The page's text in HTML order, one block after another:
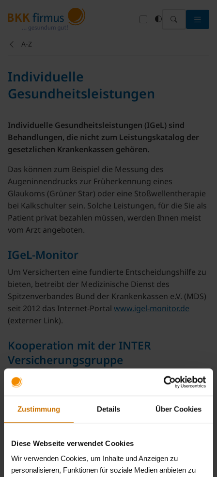
Zustimmung Details Über Cookies
Diese Webseite verwendet Cookies
Wir verwenden Cookies, um Inhalte und Anzeigen zu
personalisieren, Funktionen für soziale Medien anbieten zu
A-Z
Individuelle
Gesundheitsleistungen
Individuelle Gesundheitsleistungen (IGeL) sind
Behandlungen, die nicht zum Leistungskatalog der
gesetzlichen Krankenkassen gehören.
Das können zum Beispiel die Messung des
Augeninnendrucks zur Früherkennung eines
Glaukoms (Grüner Star) oder eine Stoßwellentherapie
bei Kalkschulter sein. Solche Leistungen, für die Sie als
Patient privat bezahlen müssen, werden Ihnen meist
vom Arzt angeboten.
IGeL-Monitor
Um Versicherten eine fundierte Entscheidungshilfe zu
bieten, betreibt der Medizinische Dienst des
Spitzenverbandes Bund der Krankenkassen e.V. (MDS)
seit 2012 das Internet-Portal www.igel-monitor.de
(externer Link).
Kooperation mit der INTER
Versicherungsgruppe
Für eine erweiterte Absicherung und die Erstattung
von individuellen Gesundheitsleistungen empfehlen
der INTER Krankenversicherung, beraten zu lassen.
Zusatzversicherung finden Sie hier: